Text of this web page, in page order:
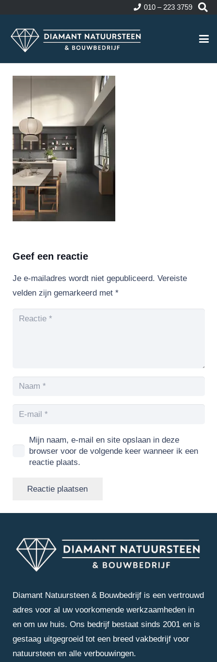
010 – 223 3759
Geef een reactie
Je e-mailadres wordt niet gepubliceerd. Vereiste
velden zijn gemarkeerd met *
Mijn naam, e-mail en site opslaan in deze
browser voor de volgende keer wanneer ik een
reactie plaats.
Reactie plaatsen
Diamant Natuursteen & Bouwbedrijf is een vertrouwd
adres voor al uw voorkomende werkzaamheden in
en om uw huis. Ons bedrijf bestaat sinds 2001 en is
gestaag uitgegroeid tot een breed vakbedrijf voor
natuursteen en alle verbouwingen.